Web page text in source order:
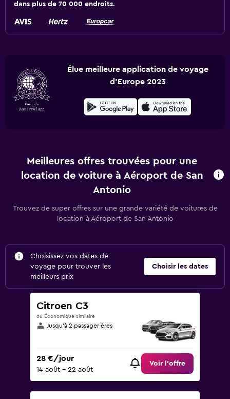
dans plus de 70 000 endroits.
Élue meilleure application de voyage
d'Europe 2023
Meilleures offres trouvées pour une
location de voiture à Aéroport de San
Antonio
Trouvez de super offres sur une grande variété de voitures de
location à Aéroport de San Antonio
Choisissez vos dates de
voyage pour trouver les
meilleurs prix
Choisir les dates
Citroen C3
ou Économique similaire
Jusqu’à 2 passager·ères
28 €/jour
14 août - 22 août
Voir l’offre